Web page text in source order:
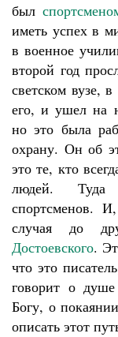
был
иметь успех в
в военное
второй год
светском вузе,
его, и ушел на
но это была
охрану. Он об
это те, кто
людей. Туда
спортсменов.
случая до
Достоевского.
что это
говорит о
Богу, о
описать этот